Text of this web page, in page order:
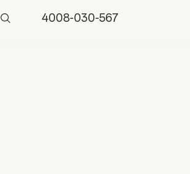
4008-030-567